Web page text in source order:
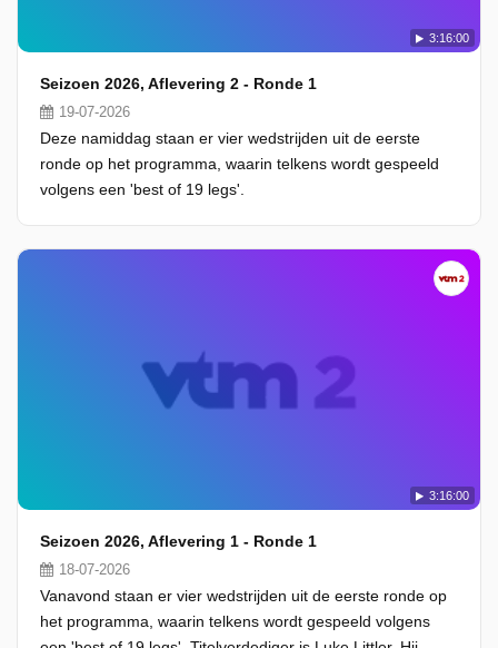
3:16:00
Seizoen 2026, Aflevering 2 - Ronde 1
19-07-2026
Deze namiddag staan er vier wedstrijden uit de eerste
ronde op het programma, waarin telkens wordt gespeeld
volgens een 'best of 19 legs'.
3:16:00
Seizoen 2026, Aflevering 1 - Ronde 1
18-07-2026
Vanavond staan er vier wedstrijden uit de eerste ronde op
het programma, waarin telkens wordt gespeeld volgens